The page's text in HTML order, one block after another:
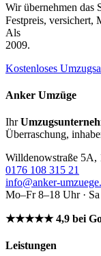
Wir übernehmen das
Festpreis,
Als
2009.
Kostenloses
Anker Umzüge
Ihr
Überraschung,
Willdenowstraße 5A,
0176 108 315 21
info@anker-
Mo–Fr 8–18 Uhr ·
★★★★★ 4,9 bei
Leistungen